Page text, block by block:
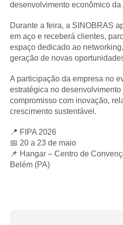
desenvolvimento econômico da
Durante a feira, a SINOBRAS
em aço e receberá clientes,
espaço dedicado ao
geração de novas
A participação da empresa no
estratégica no
compromisso com inovação,
crescimento sustentável.
📍 FIPA 2026
📅 20 a 23 de maio
📌 Hangar – Centro de
Belém (PA)